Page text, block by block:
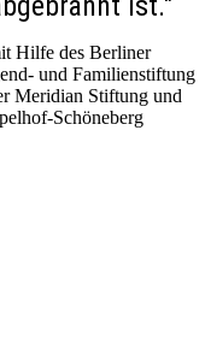
Hilfe des Berliner
und Familienstiftung
Meridian Stiftung und
Schöneberg